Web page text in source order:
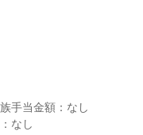
手当金額：なし
なし